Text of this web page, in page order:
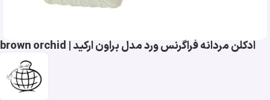
ادکلن مردانه فراگرنس ورد مدل براون ارکید | brown orchid